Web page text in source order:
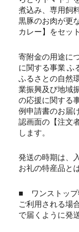
煮込み、専用飼
黒豚のお肉が更
カレー】をセッ
寄附金の用途に
に関する事業 ふ
ふるさとの自然
業振興及び地域
の応援に関する
例申請書のお届
認画面の【注文
します。
発送の時期は、
お礼の特産品と
■ ワンストップ
ご利用される場
で届くように発